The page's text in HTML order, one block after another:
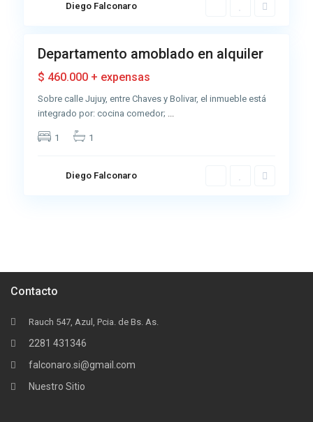
Diego Falconaro
Departamento amoblado en alquiler
$ 460.000 + expensas
Sobre calle Jujuy, entre Chaves y Bolivar, el inmueble está
integrado por: cocina comedor; ...
1 1
Diego Falconaro
Contacto
Rauch 547, Azul, Pcia. de Bs. As.
2281 431346
falconaro.si@gmail.com
Nuestro Sitio